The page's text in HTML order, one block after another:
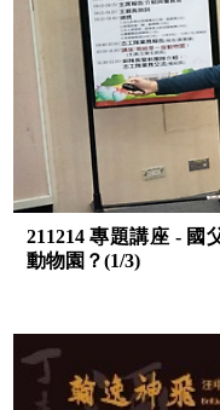
211214 專題講座 - 國
動物園？(1/3)